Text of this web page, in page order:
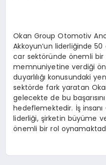
Okan Group Otomotiv
Akkoyun’un liderliğinde
car sektöründe önemli bir
memnuniyetine verdiği
duyarlılığı konusundaki
sektörde fark yaratan
gelecekte de bu
hedeflemektedir. İş insanı
liderliği, şirketin büyüme
önemli bir rol